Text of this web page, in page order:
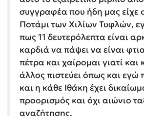
συγγραφέα που ήδη μας είχε
Ποτάμι των Χιλίων Τυφλών,
πως 11 δευτερόλεπτα είναι
καρδιά να πάψει να είναι
πέτρα και χαίρομαι γιατί και
άλλος πιστεύει όπως και εγώ
και η κάθε Ιθάκη έχει
προορισμός και όχι αιώνιο
αναζήτησης.